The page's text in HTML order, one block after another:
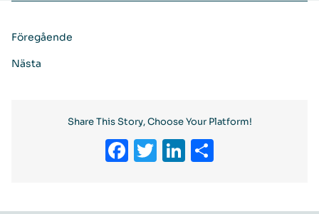
Föregående
Nästa
Share This Story, Choose Your Platform!
Facebook
Twitter
LinkedIn